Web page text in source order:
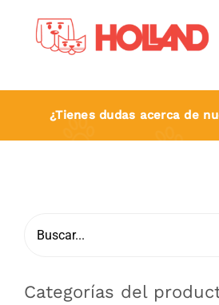
¿Tienes dudas acerca de
Categorías del